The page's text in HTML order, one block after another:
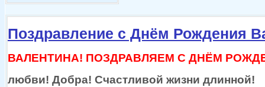
Поздравление с Днём Рождения
ВАЛЕНТИНА! ПОЗДРАВЛЯЕМ С ДНЁМ
любви! Добра! Счастливой жизни длинной!